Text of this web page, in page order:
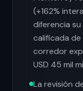
(+162%
diferencia
calificada de
corredor
USD 45 mil
La revisión